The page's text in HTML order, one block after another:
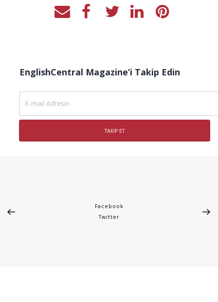
EnglishCentral Magazine’i Takip Edin
Facebook
Twitter